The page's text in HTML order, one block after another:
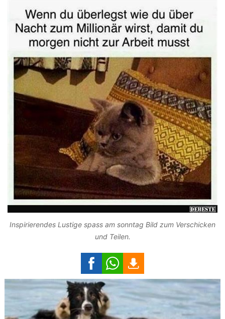
Inspirierendes Lustige spass am sonntag Bild zum Verschicken
und Teilen.